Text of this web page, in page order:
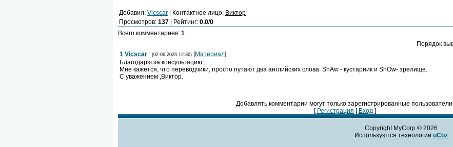
Добавил: Vicscar | Контактное лицо: Виктор
Просмотров: 137 | Рейтинг: 0.0/0
Всего комментариев: 1
Порядок
1 Vicscar (02.06.2026 12:36) [Материал]
Благодарю за консультацию .
Мне кажется, что переводчики, просто путают два английских слова: ShAw - кустарник и ShOw- зрелище.
С уважением ,Виктор.
Добавлять комментарии могут только зарегистрированные пользователи.
[ Регистрация | Вход ]
Copyright MyCorp © 2026
Используются технологии uCoz